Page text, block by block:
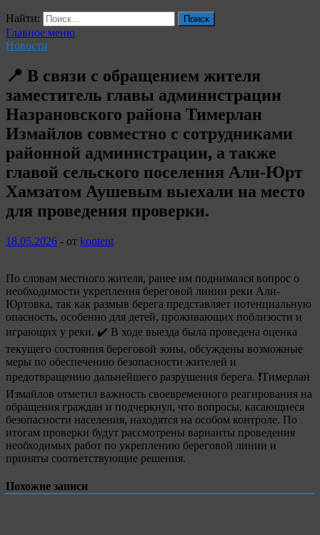
Найти:
Главное меню
Новости
📍 В связи с обращением жителя
заместитель главы администрации
Назрановского района Тимерлан
Измайлов совместно с сотрудниками
районной администрации, а также
главой сельского поселения Али-Юрт
Хамзатом Аушевым выехали на место
для проведения проверки.
18.05.2026 - от kontent
По словам местного жителя, ранее им поднимался вопрос о
необходимости укрепления береговой линии реки Али-
Юртовка, так как размыв берега представляет потенциальную
опасность, особенно для детей, проживающих поблизости и
играющих у реки. ✔️ В ходе выезда была проведена оценка
текущего состояния береговой зоны, обсуждены возможные
меры по обеспечению безопасности жителей и
предотвращению дальнейшего разрушения берега. ❗Тимерлан
Измайлов отметил важность своевременного реагирования на
обращения граждан и подчеркнул, что вопросы, касающиеся
безопасности населения, находятся на особом контроле. По
итогам проверки будут рассмотрены варианты проведения
необходимых работ по укреплению береговой линии и
приняты соответствующие решения.
Похожие записи